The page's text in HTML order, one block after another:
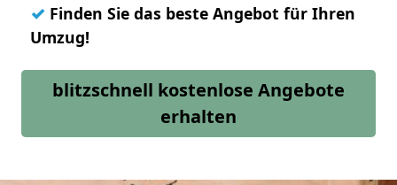
✓ Finden Sie das beste Angebot für Ihren
Umzug!
blitzschnell kostenlose Angebote
erhalten